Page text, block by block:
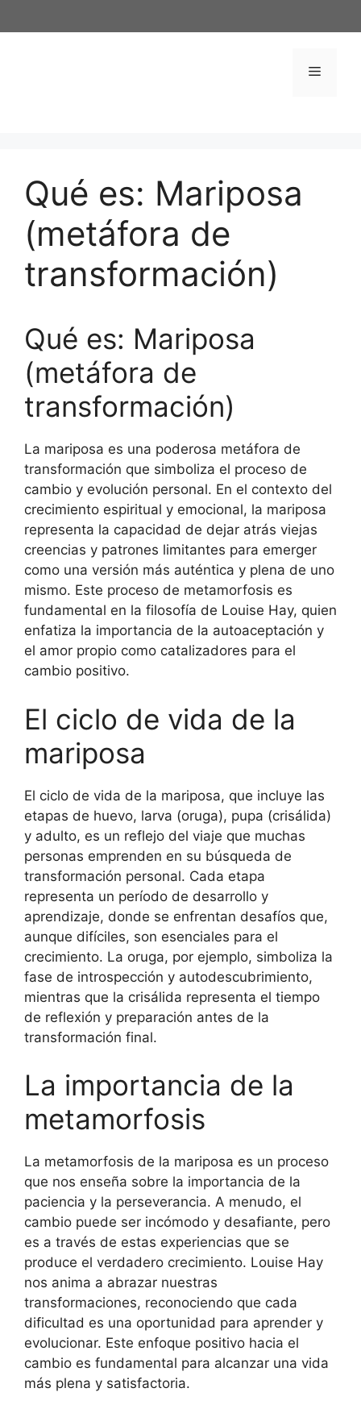
al
Menú
Qué es: Mariposa
(metáfora de
transformación)
Qué es: Mariposa
(metáfora de
transformación)
La mariposa es una poderosa metáfora de
transformación que simboliza el proceso de
cambio y evolución personal. En el contexto del
crecimiento espiritual y emocional, la mariposa
representa la capacidad de dejar atrás viejas
creencias y patrones limitantes para emerger
como una versión más auténtica y plena de uno
mismo. Este proceso de metamorfosis es
fundamental en la filosofía de Louise Hay, quien
enfatiza la importancia de la autoaceptación y
el amor propio como catalizadores para el
cambio positivo.
El ciclo de vida de la
mariposa
El ciclo de vida de la mariposa, que incluye las
etapas de huevo, larva (oruga), pupa (crisálida)
y adulto, es un reflejo del viaje que muchas
personas emprenden en su búsqueda de
transformación personal. Cada etapa
representa un período de desarrollo y
aprendizaje, donde se enfrentan desafíos que,
aunque difíciles, son esenciales para el
crecimiento. La oruga, por ejemplo, simboliza la
fase de introspección y autodescubrimiento,
mientras que la crisálida representa el tiempo
de reflexión y preparación antes de la
transformación final.
La importancia de la
metamorfosis
La metamorfosis de la mariposa es un proceso
que nos enseña sobre la importancia de la
paciencia y la perseverancia. A menudo, el
cambio puede ser incómodo y desafiante, pero
es a través de estas experiencias que se
produce el verdadero crecimiento. Louise Hay
nos anima a abrazar nuestras
transformaciones, reconociendo que cada
dificultad es una oportunidad para aprender y
evolucionar. Este enfoque positivo hacia el
cambio es fundamental para alcanzar una vida
más plena y satisfactoria.